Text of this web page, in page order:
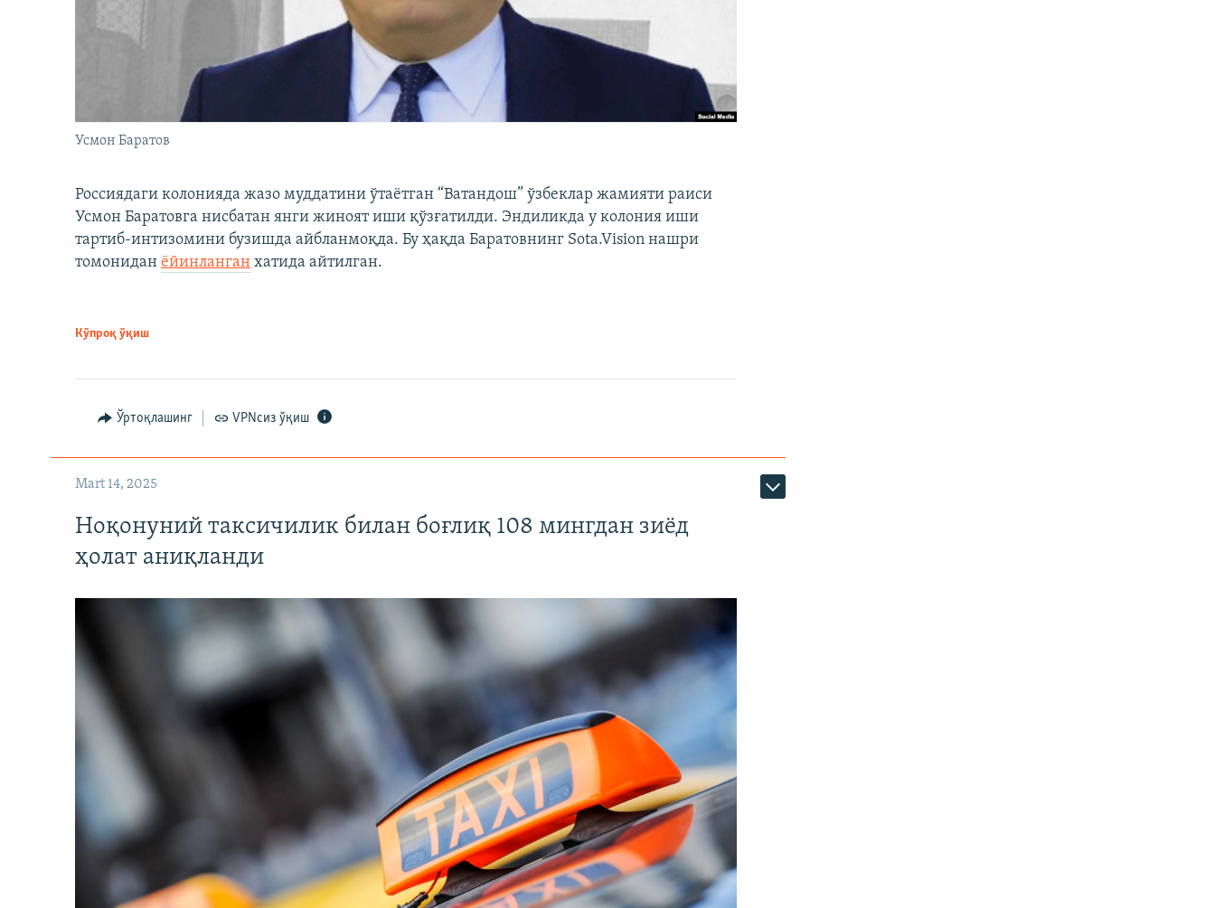
Усмон Баратов
Россиядаги колонияда жазо муддатини ўтаётган “Ватандош” ўзбеклар жамияти раиси
Усмон Баратовга нисбатан янги жиноят иши қўзғатилди. Эндиликда у колония иши
тартиб-интизомини бузишда айбланмоқда. Бу ҳақда Баратовнинг Sota.Vision нашри
томонидан ёйинланган хатида айтилган.
Кўпроқ ўқиш
Ўртоқлашинг VPNсиз ўқиш
Mart 14, 2025
Ноқонуний таксичилик билан боғлиқ 108 мингдан зиёд
ҳолат аниқланди